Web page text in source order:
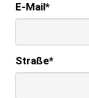
E-Mail*
Straße*